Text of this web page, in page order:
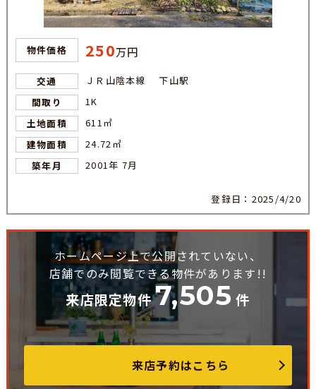
物件価格 250万円
交通
ＪＲ山陰本線 下山駅
間取り
1K
土地面積
611㎡
建物面積
24.72㎡
築年月
2001年 7月
登録日：2025/4/20
ホームページ上で公開されていない、
店舗でのみ閲覧できる物件があります!!
来店限定物件7,505 件
来店予約はこちら